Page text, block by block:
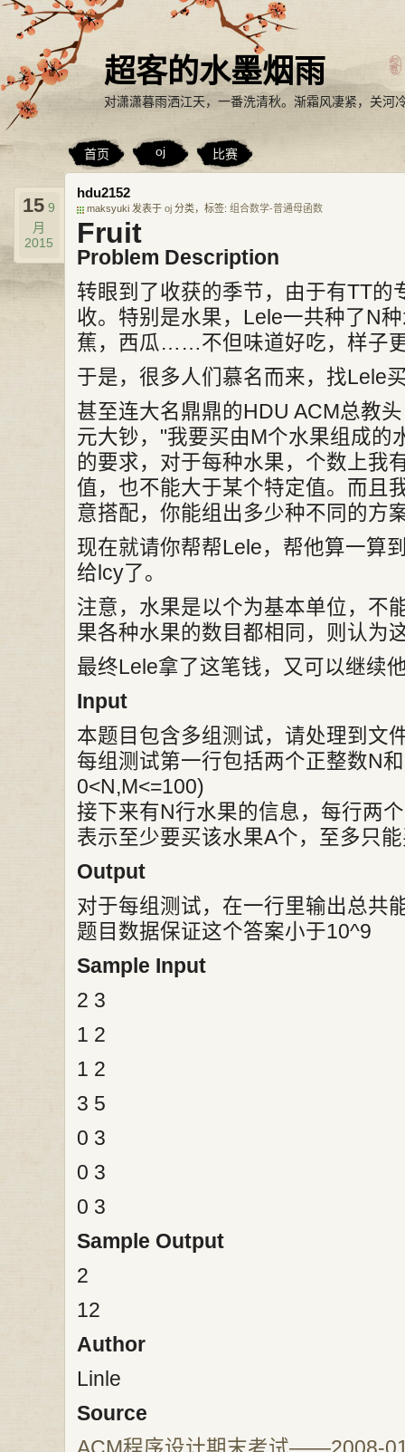
超客的水墨烟雨
对潇潇暮雨洒江天，一番洗清秋。渐霜风凄紧，关河
首页 oj 比赛
hdu2152
maksyuki 发表于 oj 分类，标签: 组合数学-普通母函数
15 9
月
2015
Fruit
Problem Description
转眼到了收获的季节，由于有TT的
收。特别是水果，Lele一共种了N
蕉，西瓜……不但味道好吃，样子
于是，很多人们慕名而来，找Lele
甚至连大名鼎鼎的HDU ACM总教
元大钞，"我要买由M个水果组成的
的要求，对于每种水果，个数上我
值，也不能大于某个特定值。而且
意搭配，你能组出多少种不同的方
现在就请你帮帮Lele，帮他算一算
给lcy了。
注意，水果是以个为基本单位，不
果各种水果的数目都相同，则认为
最终Lele拿了这笔钱，又可以继续
Input
本题目包含多组测试，请处理到文
每组测试第一行包括两个正整数N
0<N,M<=100)
接下来有N行水果的信息，每行两
表示至少要买该水果A个，至多只
Output
对于每组测试，在一行里输出总共
题目数据保证这个答案小于10^9
Sample Input
2 3
1 2
1 2
3 5
0 3
0 3
0 3
Sample Output
2
12
Author
Linle
Source